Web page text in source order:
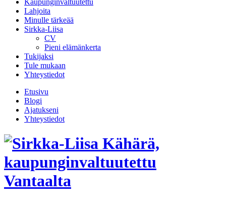
Kaupunginvaltuutettu
Lahjoita
Minulle tärkeää
Sirkka-Liisa
CV
Pieni elämänkerta
Tukijaksi
Tule mukaan
Yhteystiedot
Etusivu
Blogi
Ajatukseni
Yhteystiedot